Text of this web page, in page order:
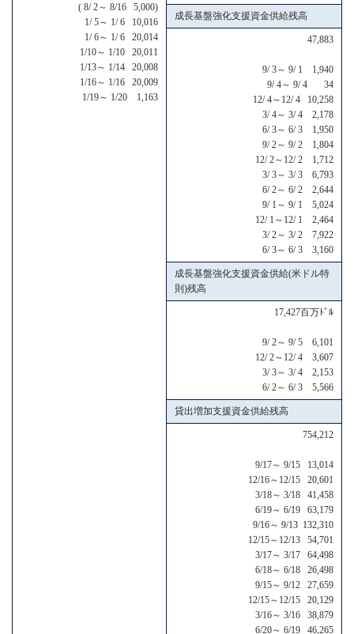
( 8/ 2～ 8/16 5,000)
1/ 5～ 1/ 6 10,016
1/ 6～ 1/ 6 20,014
1/10～ 1/10 20,011
1/13～ 1/14 20,008
1/16～ 1/16 20,009
1/19～ 1/20 1,163
成長基盤強化支援資金供給残高
47,883
9/ 3～ 9/ 1 1,940
9/ 4～ 9/ 4 34
12/ 4～12/ 4 10,258
3/ 4～ 3/ 4 2,178
6/ 3～ 6/ 3 1,950
9/ 2～ 9/ 2 1,804
12/ 2～12/ 2 1,712
3/ 3～ 3/ 3 6,793
6/ 2～ 6/ 2 2,644
9/ 1～ 9/ 1 5,024
12/ 1～12/ 1 2,464
3/ 2～ 3/ 2 7,922
6/ 3～ 6/ 3 3,160
成長基盤強化支援資金供給(米ドル特
則)残高
17,427百万ﾄﾞﾙ
9/ 2～ 9/ 5 6,101
12/ 2～12/ 4 3,607
3/ 3～ 3/ 4 2,153
6/ 2～ 6/ 3 5,566
貸出増加支援資金供給残高
754,212
9/17～ 9/15 13,014
12/16～12/15 20,601
3/18～ 3/18 41,458
6/19～ 6/19 63,179
9/16～ 9/13 132,310
12/15～12/13 54,701
3/17～ 3/17 64,498
6/18～ 6/18 26,498
9/15～ 9/12 27,659
12/15～12/15 20,129
3/16～ 3/16 38,879
6/20～ 6/19 46,265